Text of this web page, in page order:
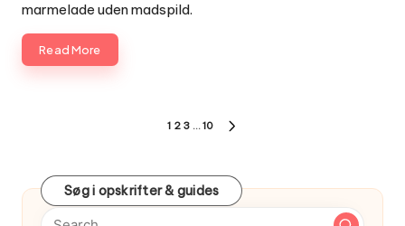
marmelade uden madspild.
Read More
Indlægsinddeling
1 2 3 … 10
Søg i opskrifter & guides